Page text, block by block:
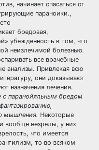
начинает спасаться от
параноики.,
бредовая,
убежденность в том, что
неизлечимой болезнью.
все врачебные
анализы. Привлекая всю
они доказывают
назначения лечения.
с паранойяльным бредом
мышления. Некоторые
вообще незрелы, у них
что имеется
то во всяком